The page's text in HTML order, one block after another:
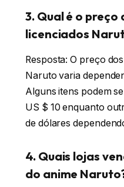
3. Qual é o
licenciados
Resposta: O preço
Naruto varia
Alguns itens podem
US $ 10 enquanto
de dólares
4. Quais lojas
do anime